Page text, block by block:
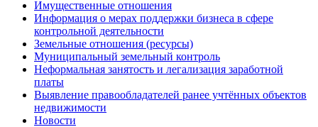
Имущественные отношения
Информация о мерах поддержки бизнеса в сфере
контрольной деятельности
Земельные отношения (ресурсы)
Муниципальный земельный контроль
Неформальная занятость и легализация заработной
платы
Выявление правообладателей ранее учтённых объектов
недвижимости
Новости